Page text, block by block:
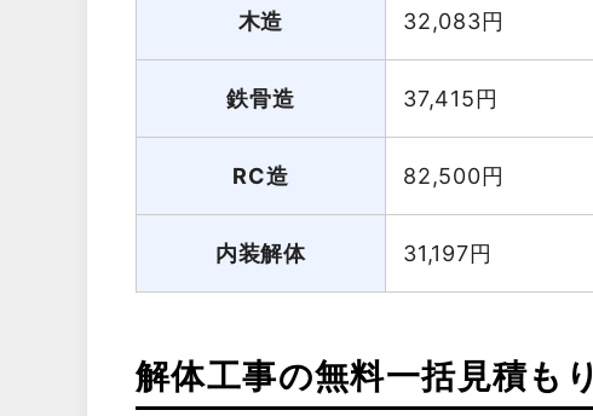
木造 32,083円
鉄骨造 37,415円
RC造 82,500円
内装解体 31,197円
解体工事の無料一括見積もり